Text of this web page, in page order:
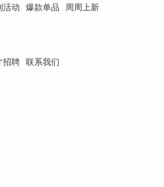
活动 爆款单品 周周上新
招聘 联系我们